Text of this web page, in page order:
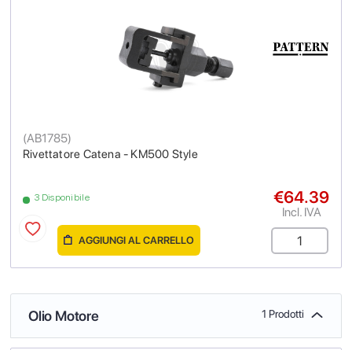
Rivettatore Catena - KM500 Style
(AB1785)
3 Disponibile €64.39
Incl. IVA
AGGIUNGI AL CARRELLO
Olio Motore 1 Prodotti